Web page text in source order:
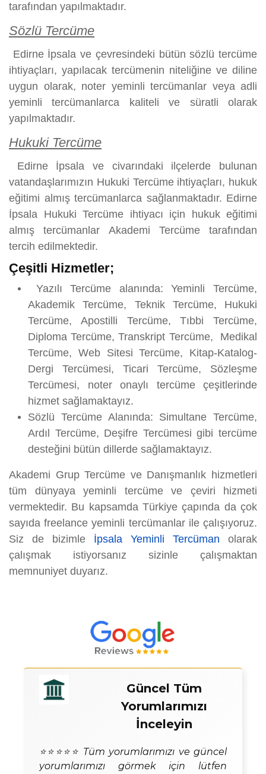
tarafından yapılmaktadır.
Sözlü Tercüme
Edirne İpsala ve çevresindeki bütün sözlü tercüme
ihtiyaçları, yapılacak tercümenin niteliğine ve diline
uygun olarak, noter yeminli tercümanlar veya adli
yeminli tercümanlarca kaliteli ve süratli olarak
yapılmaktadır.
Hukuki Tercüme
Edirne İpsala ve civarındaki ilçelerde bulunan
vatandaşlarımızın Hukuki Tercüme ihtiyaçları, hukuk
eğitimi almış tercümanlarca sağlanmaktadır. Edirne
İpsala Hukuki Tercüme ihtiyacı için hukuk eğitimi
almış tercümanlar Akademi Tercüme tarafından
tercih edilmektedir.
Çeşitli Hizmetler;
Yazılı Tercüme alanında: Yeminli Tercüme,
Akademik Tercüme, Teknik Tercüme, Hukuki
Tercüme, Apostilli Tercüme, Tıbbi Tercüme,
Diploma Tercüme, Transkript Tercüme, Medikal
Tercüme, Web Sitesi Tercüme, Kitap-Katalog-
Dergi Tercümesi, Ticari Tercüme, Sözleşme
Tercümesi, noter onaylı tercüme çeşitlerinde
hizmet sağlamaktayız.
Sözlü Tercüme Alanında: Simultane Tercüme,
Ardıl Tercüme, Deşifre Tercümesi gibi tercüme
desteğini bütün dillerde sağlamaktayız.
Akademi Grup Tercüme ve Danışmanlık hizmetleri
tüm dünyaya yeminli tercüme ve çeviri hizmeti
vermektedir. Bu kapsamda Türkiye çapında da çok
sayıda freelance yeminli tercümanlar ile çalışıyoruz.
Siz de bizimle İpsala Yeminli Tercüman olarak
çalışmak istiyorsanız sizinle çalışmaktan
memnuniyet duyarız.
Güncel Tüm
Yorumlarımızı
İnceleyin
⭐⭐⭐⭐⭐ Tüm yorumlarımızı ve güncel
yorumlarımızı görmek için lütfen